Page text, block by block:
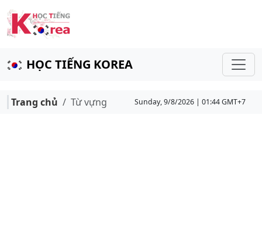
HỌC TIẾNG KOREA
Trang chủ Từ vựng Sunday, 9/8/2026 | 01:44 GMT+7